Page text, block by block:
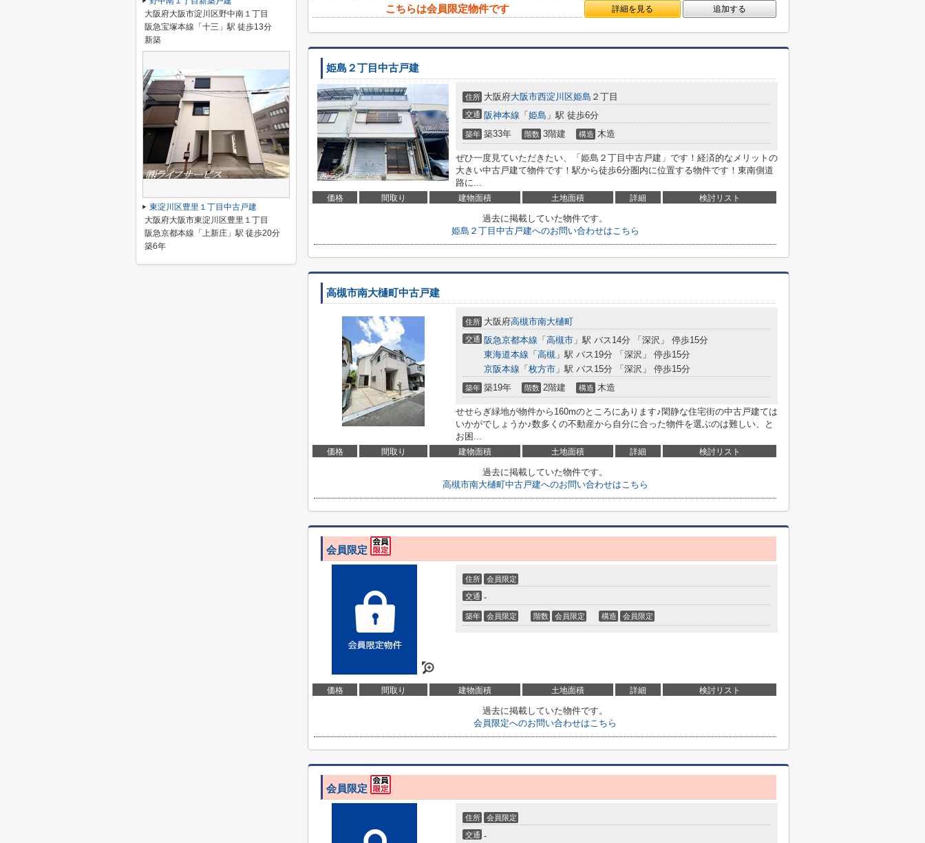
こちらは会員限定物件です 詳細を見る 追加する
姫島２丁目中古戸建
住所 大阪府大阪市西淀川区姫島 ２丁目
交通 阪神本線 「 姫島 」駅 徒歩6分
築年 築33年 階数 3階建 構造 木造
ぜひ一度見ていただきたい、「姫島２丁目中古戸建」です！経済的なメリットの
大きい中古戸建て物件です！駅から徒歩6分圏内に位置する物件です！東南側道
路に...
価格 間取り 建物面積 土地面積 詳細 検討リスト
過去に掲載していた物件です。
姫島２丁目中古戸建へのお問い合わせはこちら
高槻市南大樋町中古戸建
住所 大阪府高槻市南大樋町
交通 阪急京都本線 「 高槻市 」駅 バス14分 「深沢」 停歩15分
東海道本線 「 高槻 」駅 バス19分 「深沢」 停歩15分
京阪本線 「 枚方市 」駅 バス15分 「深沢」 停歩15分
築年 築19年 階数 2階建 構造 木造
せせらぎ緑地が物件から160mのところにあります♪閑静な住宅街の中古戸建ては
いかがでしょうか♪数多くの不動産から自分に合った物件を選ぶのは難しい、と
お困...
価格 間取り 建物面積 土地面積 詳細 検討リスト
過去に掲載していた物件です。
高槻市南大樋町中古戸建へのお問い合わせはこちら
会員限定
住所 会員限定
交通 -
築年 会員限定 階数 会員限定 構造 会員限定
価格 間取り 建物面積 土地面積 詳細 検討リスト
過去に掲載していた物件です。
会員限定へのお問い合わせはこちら
会員限定
住所 会員限定
交通 -
大阪府大阪市淀川区野中南１丁目
阪急宝塚本線「十三」駅 徒歩13分
新築
東淀川区豊里１丁目中古戸建
大阪府大阪市東淀川区豊里１丁目
阪急京都本線「上新庄」駅 徒歩20分
築6年